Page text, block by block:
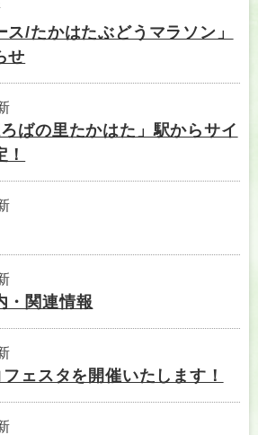
ス/たかはたぶどうマラソン」
せ
ばの里たかはた」駅からサイ
・関連情報
フェスタを開催いたします！